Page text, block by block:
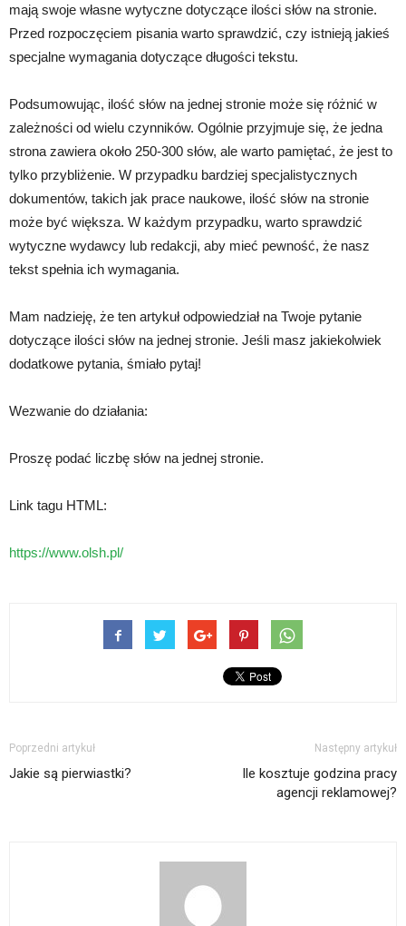
mają swoje własne wytyczne dotyczące ilości słów na stronie.
Przed rozpoczęciem pisania warto sprawdzić, czy istnieją jakieś
specjalne wymagania dotyczące długości tekstu.
Podsumowując, ilość słów na jednej stronie może się różnić w
zależności od wielu czynników. Ogólnie przyjmuje się, że jedna
strona zawiera około 250-300 słów, ale warto pamiętać, że jest to
tylko przybliżenie. W przypadku bardziej specjalistycznych
dokumentów, takich jak prace naukowe, ilość słów na stronie
może być większa. W każdym przypadku, warto sprawdzić
wytyczne wydawcy lub redakcji, aby mieć pewność, że nasz
tekst spełnia ich wymagania.
Mam nadzieję, że ten artykuł odpowiedział na Twoje pytanie
dotyczące ilości słów na jednej stronie. Jeśli masz jakiekolwiek
dodatkowe pytania, śmiało pytaj!
Wezwanie do działania:
Proszę podać liczbę słów na jednej stronie.
Link tagu HTML:
https://www.olsh.pl/
Poprzedni artykuł
Jakie są pierwiastki?
Następny artykuł
Ile kosztuje godzina pracy
agencji reklamowej?